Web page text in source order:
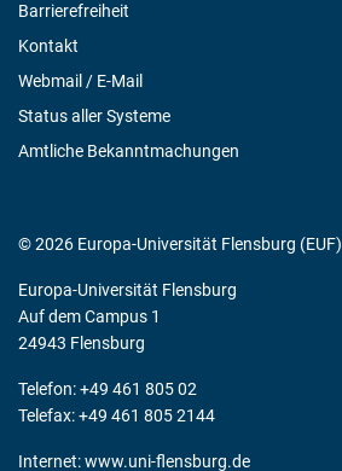
Barrierefreiheit
Kontakt
Webmail / E-Mail
Status aller Systeme
Amtliche Bekanntmachungen
© 2026 Europa-Universität Flensburg (EUF)
Europa-Universität Flensburg
Auf dem Campus 1
24943 Flensburg
Telefon: +49 461 805 02
Telefax: +49 461 805 2144
Internet:www.uni-flensburg.de